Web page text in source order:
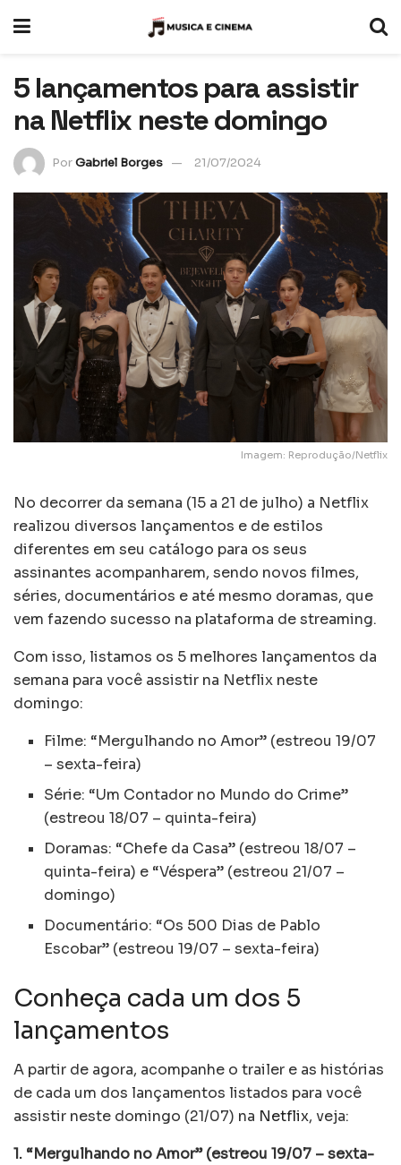
5 lançamentos para assistir
na Netflix neste domingo
PorGabriel Borges 21/07/2024
Imagem: Reprodução/Netflix
No decorrer da semana (15 a 21 de julho) a Netflix
realizou diversos lançamentos e de estilos
diferentes em seu catálogo para os seus
assinantes acompanharem, sendo novos filmes,
séries, documentários e até mesmo doramas, que
vem fazendo sucesso na plataforma de streaming.
Com isso, listamos os 5 melhores lançamentos da
semana para você assistir na Netflix neste
domingo:
Filme: “Mergulhando no Amor” (estreou 19/07
– sexta-feira)
Série: “Um Contador no Mundo do Crime”
(estreou 18/07 – quinta-feira)
Doramas: “Chefe da Casa” (estreou 18/07 –
quinta-feira) e “Véspera” (estreou 21/07 –
domingo)
Documentário: “Os 500 Dias de Pablo
Escobar” (estreou 19/07 – sexta-feira)
Conheça cada um dos 5
lançamentos
A partir de agora, acompanhe o trailer e as histórias
de cada um dos lançamentos listados para você
assistir neste domingo (21/07) na Netflix, veja:
1. “Mergulhando no Amor” (estreou 19/07 – sexta-